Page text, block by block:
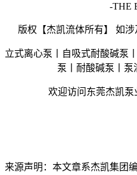
-THE
版权【杰凯流体所有】 如
立式离心泵丨自吸式耐酸碱泵
泵丨耐酸碱泵丨
欢迎访问东莞杰凯泵
来源声明：本文章系杰凯集团